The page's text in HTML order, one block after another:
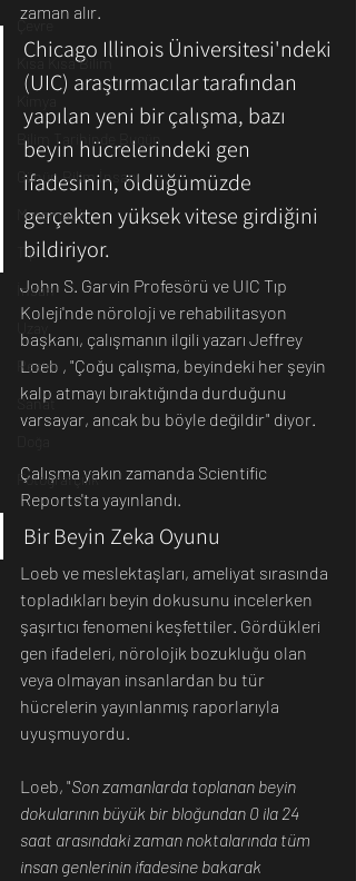
Çevre
Kısa Kısa Bilim
Kimya
Bilim Tarihinde Bugün
Günün Bilim İnsanı
Matematik
Tıp
İnsan
Resim
Sanat
Fotoğrafçılık
zaman alır.
Chicago Illinois Üniversitesi'ndeki
(UIC) araştırmacılar tarafından
yapılan yeni bir çalışma, bazı
beyin hücrelerindeki gen
ifadesinin, öldüğümüzde
gerçekten yüksek vitese girdiğini
bildiriyor.
John S. Garvin Profesörü ve UIC Tıp
Koleji'nde nöroloji ve rehabilitasyon
başkanı, çalışmanın ilgili yazarı Jeffrey
Loeb , "Çoğu çalışma, beyindeki her şeyin
kalp atmayı bıraktığında durduğunu
varsayar, ancak bu böyle değildir" diyor.
Çalışma yakın zamanda Scientific
Reports'ta yayınlandı.
Bir Beyin Zeka Oyunu
Loeb ve meslektaşları, ameliyat sırasında
topladıkları beyin dokusunu incelerken
şaşırtıcı fenomeni keşfettiler. Gördükleri
gen ifadeleri, nörolojik bozukluğu olan
veya olmayan insanlardan bu tür
hücrelerin yayınlanmış raporlarıyla
uyuşmuyordu.
Loeb, "Son zamanlarda toplanan beyin
dokularının büyük bir bloğundan 0 ila 24
saat arasındaki zaman noktalarında tüm
insan genlerinin ifadesine bakarak